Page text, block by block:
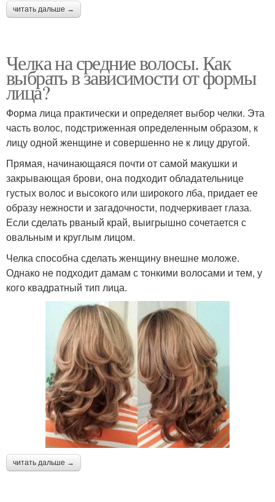
читать дальше →
Челка на средние волосы. Как
выбрать в зависимости от формы
лица?
Форма лица практически и определяет выбор челки. Эта
часть волос, подстриженная определенным образом, к
лицу одной женщине и совершенно не к лицу другой.
Прямая, начинающаяся почти от самой макушки и
закрывающая брови, она подходит обладательнице
густых волос и высокого или широкого лба, придает ее
образу нежности и загадочности, подчеркивает глаза.
Если сделать рваный край, выигрышно сочетается с
овальным и круглым лицом.
Челка способна сделать женщину внешне моложе.
Однако не подходит дамам с тонкими волосами и тем, у
кого квадратный тип лица.
читать дальше →